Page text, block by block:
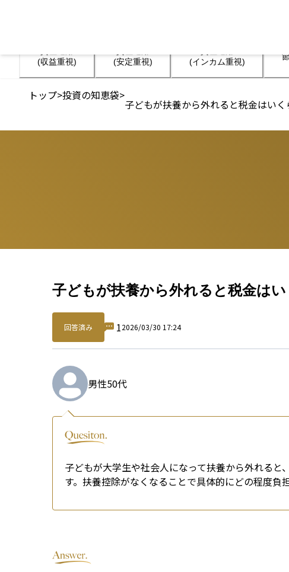
(収益重視)
(安定重視)
(インカム重視)
トップ>投資の知恵袋>
子どもが扶養から外れると税金はい
子どもが扶養から外れると税金は
回答済み 12026/03/30 17:24
男性50代
子どもが大学生や社会人になって扶養から外れる
す。扶養控除がなくなることで具体的にどの程度負